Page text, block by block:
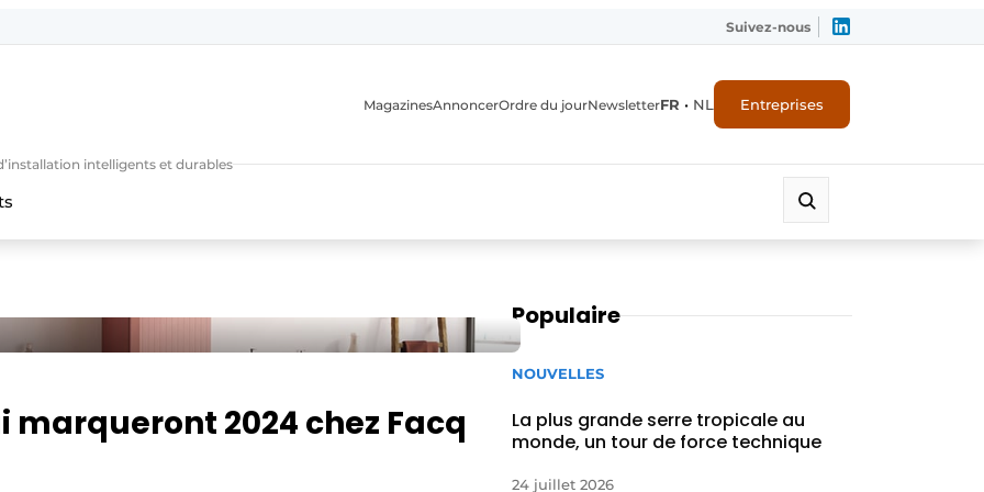
Suivez-nous
intelligents et durables
MagazinesAnnoncerOrdre du jourNewsletterFR • NL Entreprises
marqueront 2024 chez Facq
Populaire
NOUVELLES
La plus grande serre tropicale au
monde, un tour de force technique
24 juillet 2026